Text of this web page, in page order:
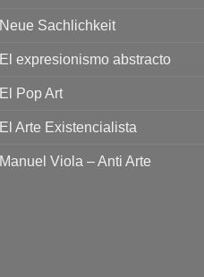
Neue Sachlichkeit
El expresionismo abstracto
El Pop Art
El Arte Existencialista
Manuel Viola – Anti Arte